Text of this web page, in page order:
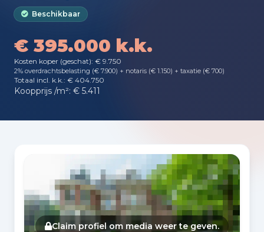
Beschikbaar
€ 395.000 k.k.
Kosten koper (geschat): € 9.750
2% overdrachtsbelasting (€ 7.900) + notaris (€ 1.150) + taxatie (€ 700)
Totaal incl. k.k.: € 404.750
Koopprijs /m²: € 5.411
Claim profiel om media weer te geven.